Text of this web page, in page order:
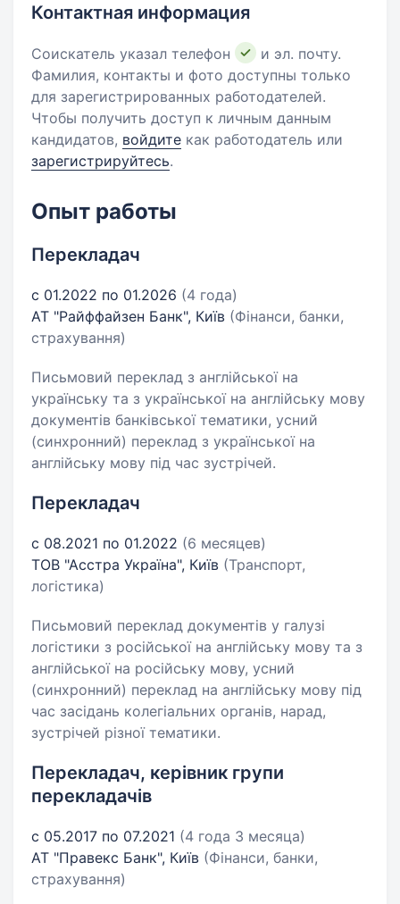
Контактная информация
Соискатель указал телефон
и эл. почту.
Фамилия, контакты и фото доступны только
для зарегистрированных работодателей.
Чтобы получить доступ к личным данным
кандидатов, войдите как работодатель или
зарегистрируйтесь.
Опыт работы
Перекладач
с 01.2022 по 01.2026 (4 года)
АТ "Райффайзен Банк", Київ (Фінанси, банки,
страхування)
Письмовий переклад з англійської на
українську та з української на англійську мову
документів банківської тематики, усний
(синхронний) переклад з української на
англійську мову під час зустрічей.
Перекладач
с 08.2021 по 01.2022 (6 месяцев)
ТОВ "Асстра Україна", Київ (Транспорт,
логістика)
Письмовий переклад документів у галузі
логістики з російської на англійську мову та з
англійської на російську мову, усний
(синхронний) переклад на англійську мову під
час засідань колегіальних органів, нарад,
зустрічей різної тематики.
Перекладач, керівник групи
перекладачів
с 05.2017 по 07.2021 (4 года 3 месяца)
АТ "Правекс Банк", Київ (Фінанси, банки,
страхування)